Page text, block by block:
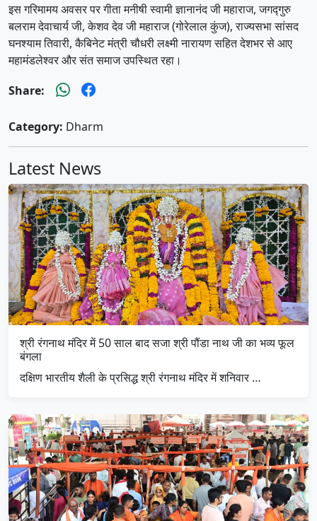
इस गरिमामय अवसर पर गीता मनीषी स्वामी ज्ञानानंद जी महाराज, जगद्गुरु
बलराम देवाचार्य जी, केशव देव जी महाराज (गोरेलाल कुंज), राज्यसभा सांसद
घनश्याम तिवारी, कैबिनेट मंत्री चौधरी लक्ष्मी नारायण सहित देशभर से आए
महामंडलेश्वर और संत समाज उपस्थित रहा।
Share:
Category: Dharm
Latest News
श्री रंगनाथ मंदिर में 50 साल बाद सजा श्री पौंडा नाथ जी का भव्य फूल
बंगला
दक्षिण भारतीय शैली के प्रसिद्ध श्री रंगनाथ मंदिर में शनिवार …